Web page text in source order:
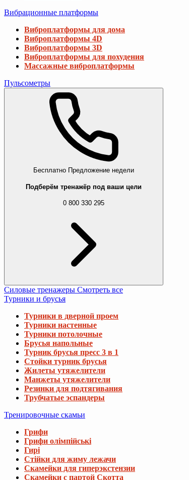
Вибрационные платформы
Виброплатформы для дома
Виброплатформы 4D
Виброплатформы 3D
Виброплатформы для похудения
Массажные виброплатформы
Пульсометры
Бесплатно Предложение недели
Подберём тренажёр под ваши цели
0 800 330 295
Силовые тренажеры Смотреть все
Турники и брусья
Турники в дверной проем
Турники настенные
Турники потолочные
Брусья напольные
Турник брусья пресс 3 в 1
Стойки турник брусья
Жилеты утяжелители
Манжеты утяжелители
Резинки для подтягивания
Трубчатые эспандеры
Тренировочные скамьи
Грифи
Грифи олімпійські
Гирі
Стійки для жиму лежачи
Скамейки для гиперэкстензии
Скамейки с партой Скотта